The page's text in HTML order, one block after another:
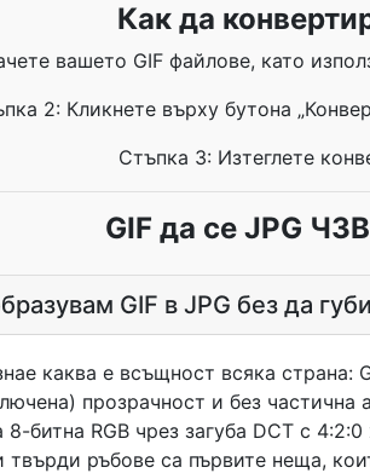
Как да
вашето GIF файлове, като
2: Кликнете върху бутона
Стъпка 3: Изтеглете
GIF да се JPG
GIF в JPG без да
каква е всъщност всяка страна:
прозрачност и без частична
8-битна RGB чрез загуба DCT с
твърди ръбове са първите неща,